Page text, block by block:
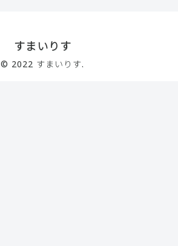
すまいりす
© 2022 すまいりす.